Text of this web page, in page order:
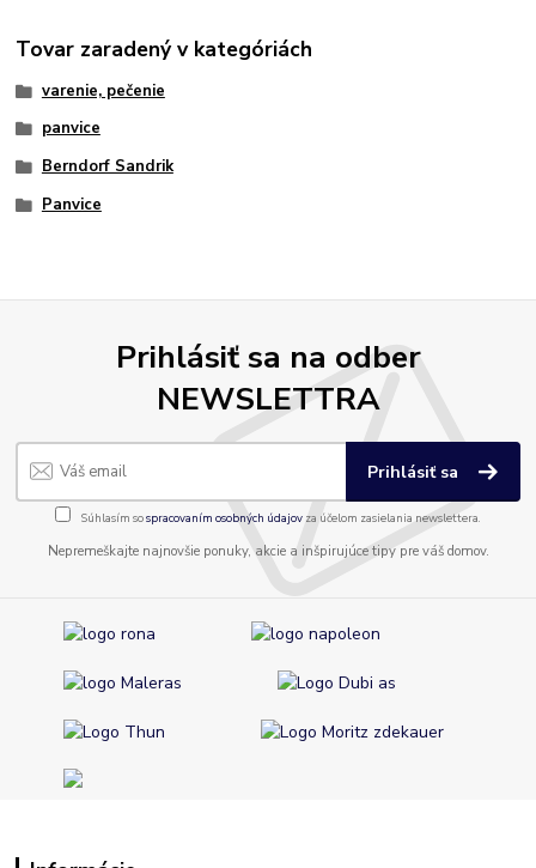
Tovar zaradený v kategóriách
varenie, pečenie
panvice
Berndorf Sandrik
Panvice
Prihlásiť sa na odber
NEWSLETTRA
Prihlásiť sa
Súhlasím sospracovaním osobných údajov za účelom zasielania newslettera.
Nepremeškajte najnovšie ponuky, akcie a inšpirujúce tipy pre váš domov.